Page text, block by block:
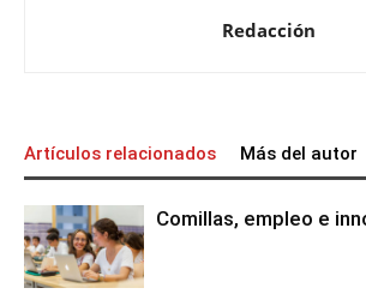
Redacción
Artículos relacionados Más del autor
Comillas, empleo e